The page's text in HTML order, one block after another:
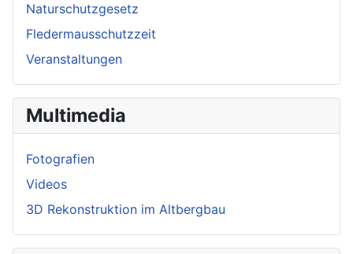
Naturschutzgesetz
Fledermausschutzzeit
Veranstaltungen
Multimedia
Fotografien
Videos
3D Rekonstruktion im Altbergbau